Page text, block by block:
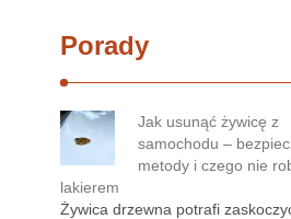
Porady
Jak usunąć żywicę z
samochodu –
metody i czego nie
lakierem
Żywica drzewna potrafi